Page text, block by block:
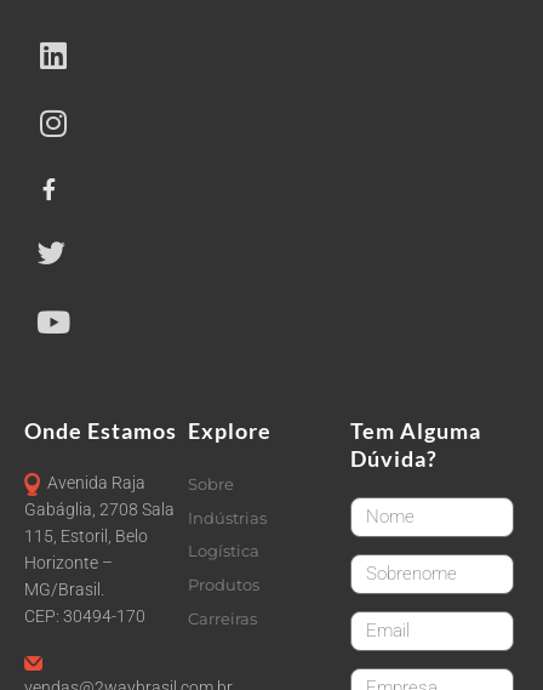
Onde Estamos
Avenida Raja
Gabáglia, 2708 Sala
115, Estoril, Belo
Horizonte –
MG/Brasil.
CEP: 30494-170
Explore
Sobre
Indústrias
Logística
Produtos
Carreiras
Tem Alguma
Dúvida?
FirstName
LastName
email
CompanyName